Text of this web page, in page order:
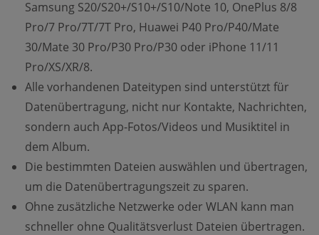
Samsung S20/S20+/S10+/S10/Note 10, OnePlus 8/8
Pro/7 Pro/7T/7T Pro, Huawei P40 Pro/P40/Mate
30/Mate 30 Pro/P30 Pro/P30 oder iPhone 11/11
Pro/XS/XR/8.
Alle vorhandenen Dateitypen sind unterstützt für
Datenübertragung, nicht nur Kontakte, Nachrichten,
sondern auch App-Fotos/Videos und Musiktitel in
dem Album.
Die bestimmten Dateien auswählen und übertragen,
um die Datenübertragungszeit zu sparen.
Ohne zusätzliche Netzwerke oder WLAN kann man
schneller ohne Qualitätsverlust Dateien übertragen.